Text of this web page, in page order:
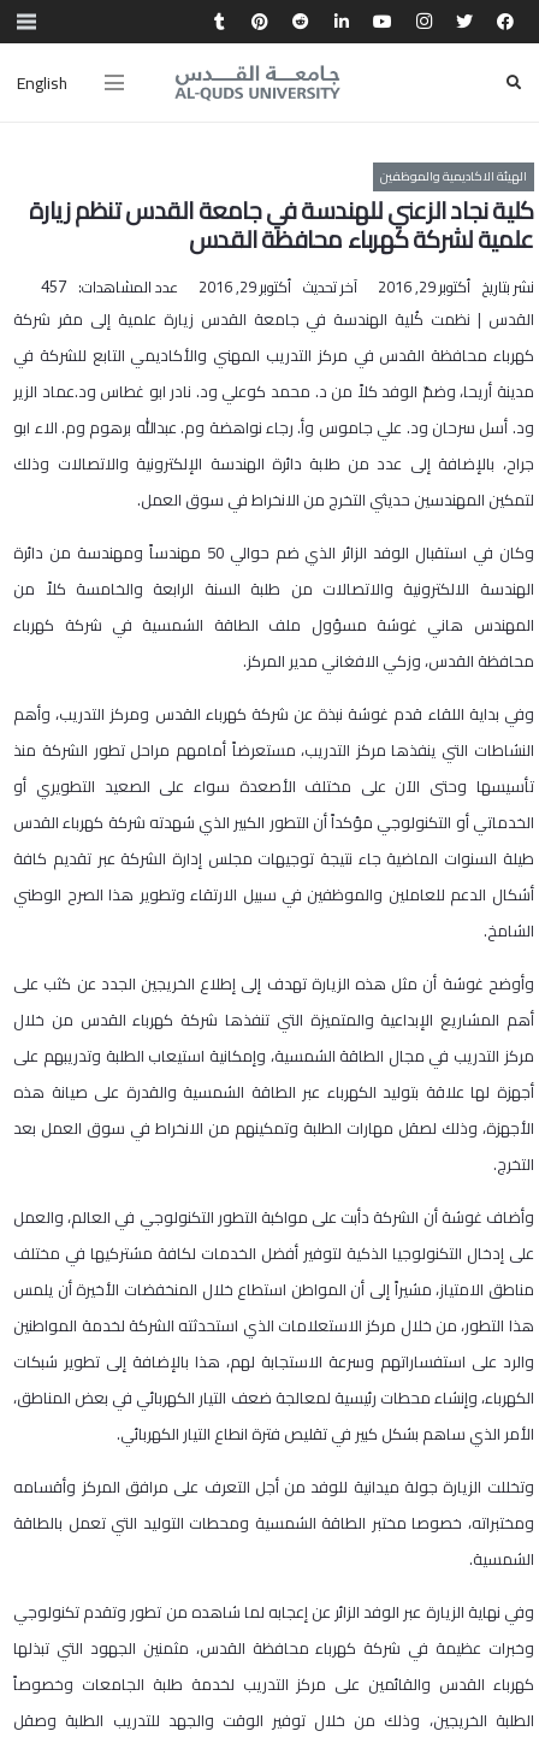
English
الهيئة الاكاديمية والموظفين
كلية نجاد الزعني للهندسة في جامعة القدس تنظم زيارة
علمية لشركة كهرباء محافظة القدس
نشر بتاريخ أكتوبر 29, 2016 آخر تحديث أكتوبر 29, 2016 عدد المشاهدات: 457
القدس | نظمت كُلية الهندسة في جامعة القدس زيارة علمية إلى مقر شركة
كهرباء محافظة القدس في مركز التدريب المهني والأكاديمي التابع للشركة في
مدينة أريحا، وضمّ الوفد كلاً من د. محمد كوعلي ود. نادر ابو غطاس ود.عماد الزير
ود. أسل سرحان ود. علي جاموس وأ. رجاء نواهضة وم. عبدالله برهوم وم. الاء ابو
جراح، بالإضافة إلى عدد من طلبة دائرة الهندسة الإلكترونية والاتصالات وذلك
لتمكين المهندسين حديثي التخرج من الانخراط في سوق العمل.
وكان في استقبال الوفد الزائر الذي ضم حوالي 50 مهندساً ومهندسة من دائرة
الهندسة الالكترونية والاتصالات من طلبة السنة الرابعة والخامسة كلاً من
المهندس هاني غوشة مسؤول ملف الطاقة الشمسية في شركة كهرباء
محافظة القدس، وزكي الافغاني مدير المركز.
وفي بداية اللقاء قدم غوشة نبذة عن شركة كهرباء القدس ومركز التدريب، وأهم
النشاطات التي ينفذها مركز التدريب، مستعرضاً أمامهم مراحل تطور الشركة منذ
تأسيسها وحتى الآن على مختلف الأصعدة سواء على الصعيد التطويري أو
الخدماتي أو التكنولوجي مؤكداً أن التطور الكبير الذي شهدته شركة كهرباء القدس
طيلة السنوات الماضية جاء نتيجة توجيهات مجلس إدارة الشركة عبر تقديم كافة
أشكال الدعم للعاملين والموظفين في سبيل الارتقاء وتطوير هذا الصرح الوطني
الشامخ.
وأوضح غوشة أن مثل هذه الزيارة تهدف إلى إطلاع الخريجين الجدد عن كثب على
أهم المشاريع الإبداعية والمتميزة التي تنفذها شركة كهرباء القدس من خلال
مركز التدريب في مجال الطاقة الشمسية، وإمكانية استيعاب الطلبة وتدريبهم على
أجهزة لها علاقة بتوليد الكهرباء عبر الطاقة الشمسية والقدرة على صيانة هذه
الأجهزة، وذلك لصقل مهارات الطلبة وتمكينهم من الانخراط في سوق العمل بعد
التخرج.
وأضاف غوشة أن الشركة دأبت على مواكبة التطور التكنولوجي في العالم، والعمل
على إدخال التكنولوجيا الذكية لتوفير أفضل الخدمات لكافة مشتركيها في مختلف
مناطق الامتياز، مشيراً إلى أن المواطن استطاع خلال المنخفضات الأخيرة أن يلمس
هذا التطور، من خلال مركز الاستعلامات الذي استحدثته الشركة لخدمة المواطنين
والرد على استفساراتهم وسرعة الاستجابة لهم، هذا بالإضافة إلى تطوير شبكات
الكهرباء، وإنشاء محطات رئيسية لمعالجة ضعف التيار الكهربائي في بعض المناطق،
الأمر الذي ساهم بشكل كبير في تقليص فترة انطاع التيار الكهربائي.
وتخللت الزيارة جولة ميدانية للوفد من أجل التعرف على مرافق المركز وأقسامه
ومختبراته، خصوصا مختبر الطاقة الشمسية ومحطات التوليد التي تعمل بالطاقة
الشمسية.
وفي نهاية الزيارة عبر الوفد الزائر عن إعجابه لما شاهده من تطور وتقدم تكنولوجي
وخبرات عظيمة في شركة كهرباء محافظة القدس، مثمنين الجهود التي تبذلها
كهرباء القدس والقائمين على مركز التدريب لخدمة طلبة الجامعات وخصوصاً
الطلبة الخريجين، وذلك من خلال توفير الوقت والجهد للتدريب الطلبة وصقل